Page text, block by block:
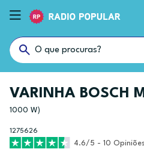
VARINHA BOSCH
1000 W)
1275626
4.6/5 - 10 Opiniões